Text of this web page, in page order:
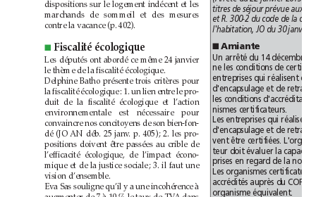
■ Amiante
nismes certificateurs.
organisme équivalent.
dispositions sur le logement indécent et les
marchands de sommeil et des mesures
contre la vacance (p.402).
Fiscalité écologique
Les députés ont abordé ce même 24janvier
le thème de la fiscalité écologique.
Delphine Batho présente trois critères pour
la fiscalité écologique: 1. un lien entre le pro-
duit de la fiscalité écologique et l’action
environnementale est nécessaire pour
convaincre nos concitoyens de son bien-fon-
dé (JO AN déb. 25 janv. p.405); 2. les pro-
positions doivent être passées au crible de
l’efficacité écologique, de l’impact écono-
mique et de la justice sociale; 3. il faut une
vision d’ensemble.
Eva Sas souligne qu’il y a une incohérence à